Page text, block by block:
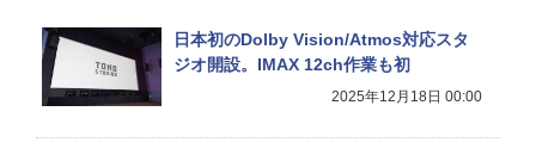
日本初のDolby Vision/Atmos対応スタ
ジオ開設。IMAX 12ch作業も初
2025年12月18日 00:00